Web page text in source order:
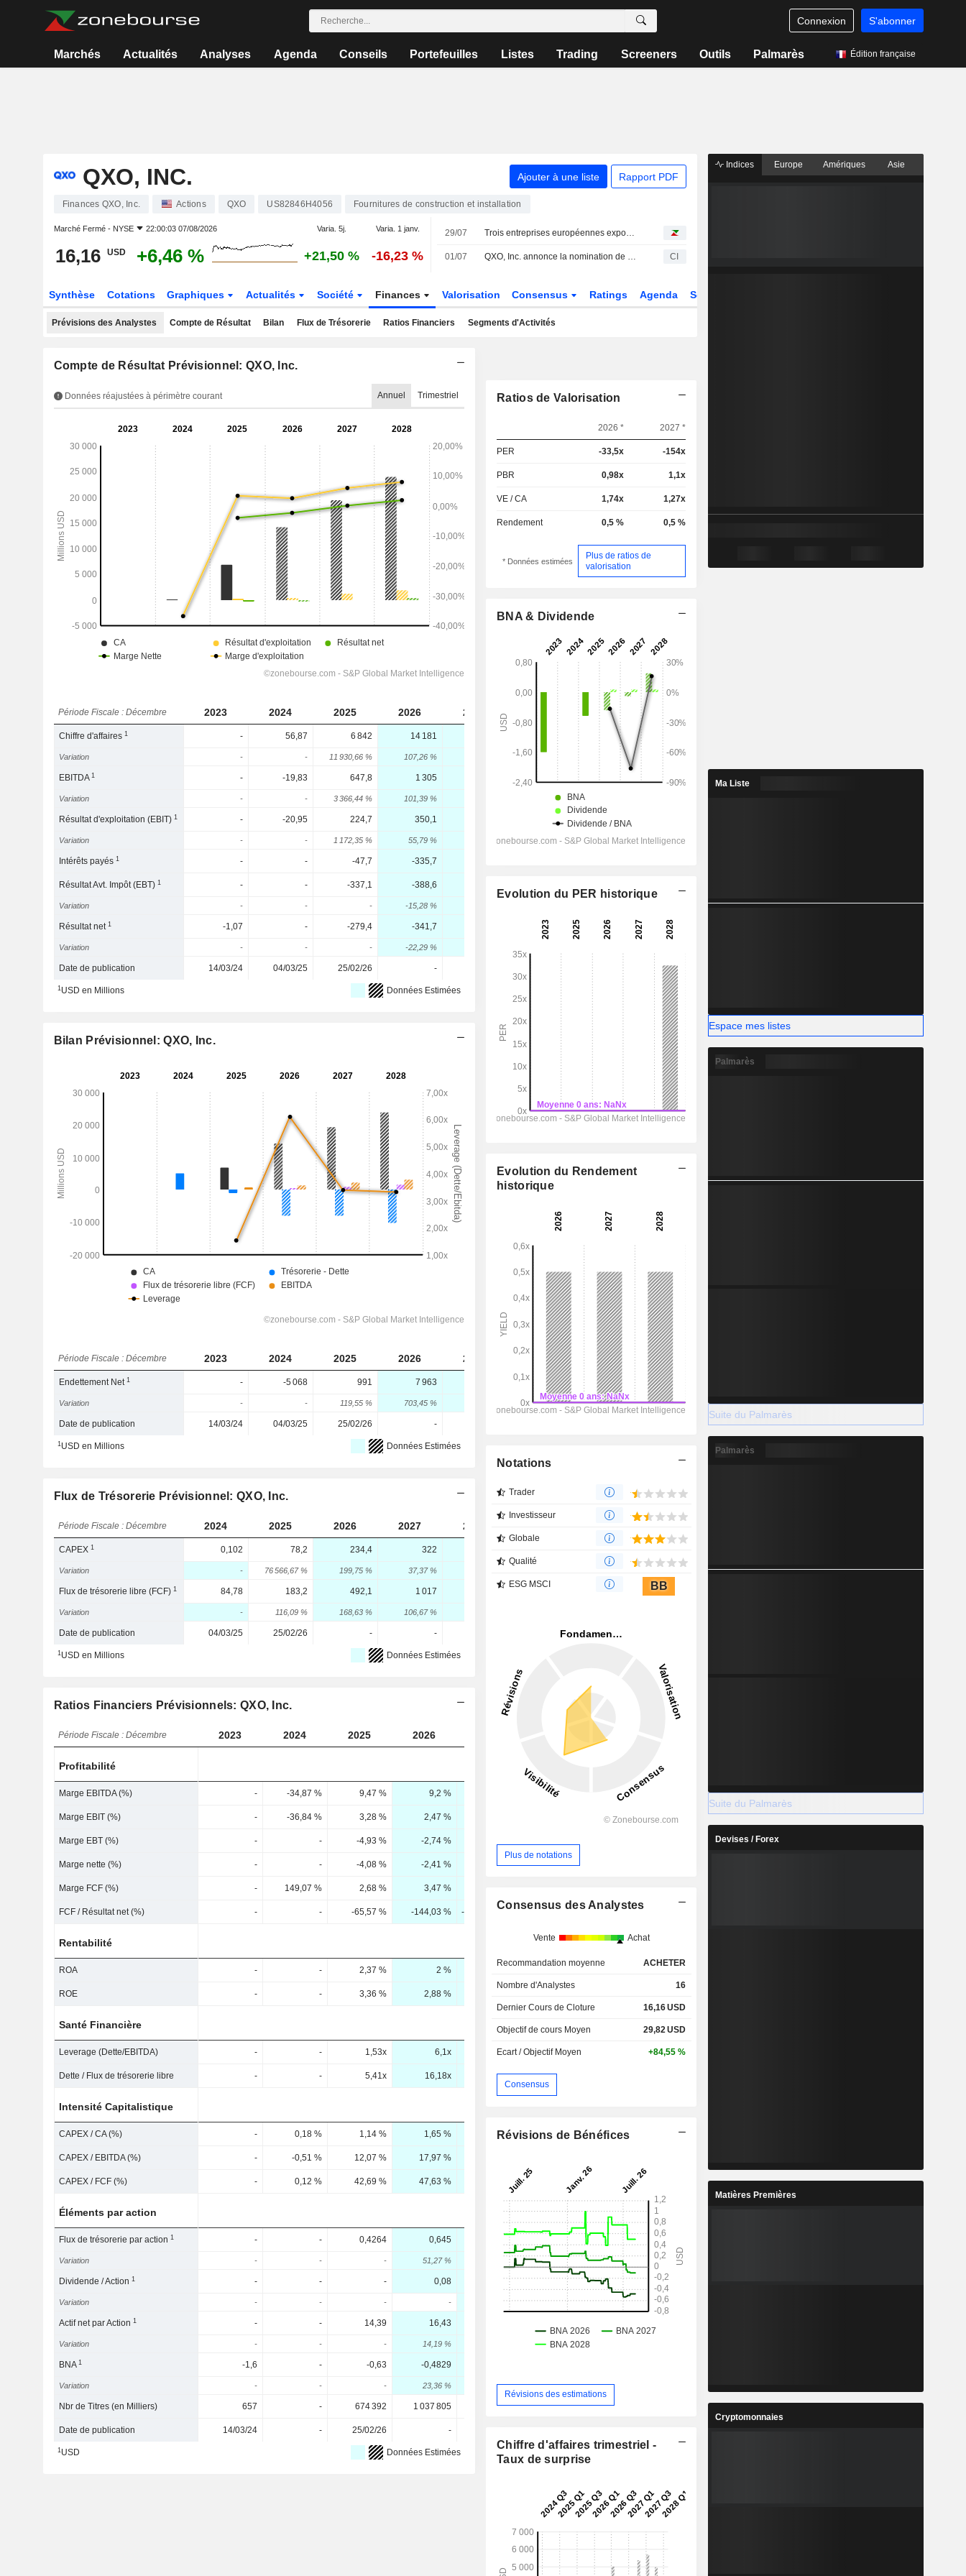
Connexion S'abonner
Marchés Actualités Analyses Agenda Conseils Portefeuilles Listes Trading Screeners Outils Palmarès Édition française
QXO, INC. Ajouter à une liste Rapport PDF
Finances QXO, Inc. Actions QXO US82846H4056 Fournitures de construction et installation
Marché Fermé - NYSE 22:00:03 07/08/2026 Varia. 5j. Varia. 1 janv.
16,16 USD +6,46 % +21,50 % -16,23 %
29/07 Trois entreprises européennes exposées à l'électrification
01/07 QXO, Inc. annonce la nomination de Madeline Otero au poste de directrice de la comptabilité par intérim, à compter du 1er juillet 2026 CI
Synthèse Cotations Graphiques Actualités Société Finances Valorisation Consensus Ratings Agenda Secteur
Prévisions des Analystes Compte de Résultat Bilan Flux de Trésorerie Ratios Financiers Segments d'Activités
Compte de Résultat Prévisionnel: QXO, Inc.
Données réajustées à périmètre courant Annuel Trimestriel
Période Fiscale : Décembre 2023 2024 2025 2026 2027
Chiffre d'affaires1 - 56,87 6 842 14 181 23 949
Variation - - 11 930,66 % 107,26 % 23,53 %
EBITDA1 - -19,83 647,8 1 305 3 079
Variation - - 3 366,44 % 101,39 % 31,97 %
Résultat d'exploitation (EBIT)1 - -20,95 224,7 350,1 1 887
Variation - - 1 172,35 % 55,79 % 225,68 % 65,5 %
Intérêts payés1 - - -47,7 -335,7
Résultat Avt. Impôt (EBT)1 - - -337,1 -388,6
Variation - - - -15,28 %
Résultat net1 -1,07 - -279,4 -341,7 436,2
Variation - - - -22,29 %
Date de publication 14/03/24 04/03/25 25/02/26 -
1USD en Millions Données Estimées
Bilan Prévisionnel: QXO, Inc.
Période Fiscale : Décembre 2023 2024 2025 2026 2027 2028
Endettement Net1 - -5 068 991 7 963 10 226
Variation - - 119,55 % 703,45 % 29,21 %
Date de publication 14/03/24 04/03/25 25/02/26 -
1USD en Millions Données Estimées
Flux de Trésorerie Prévisionnel: QXO, Inc.
Période Fiscale : Décembre 2024 2025 2026 2027 2028
CAPEX1 0,102 78,2 234,4 322
Variation - 76 566,67 % 199,75 % 37,37 %
Flux de trésorerie libre (FCF)1 84,78 183,2 492,1 1 017 1 509
Variation - 116,09 % 168,63 % 106,67 %
Date de publication 04/03/25 25/02/26 - -
1USD en Millions Données Estimées
Ratios Financiers Prévisionnels: QXO, Inc.
Période Fiscale : Décembre 2023 2024 2025 2026 2028
Profitabilité
Marge EBITDA (%) - -34,87 % 9,47 % 9,2 % 12,86 %
Marge EBIT (%) - -36,84 % 3,28 % 2,47 %
Marge EBT (%) - - -4,93 % -2,74 %
Marge nette (%) - - -4,08 % -2,41 % -0 % 1,82 %
Marge FCF (%) - 149,07 % 2,68 % 3,47 %
FCF / Résultat net (%) - - -65,57 % -144,03 % -678 046,29 % 345,96 %
Rentabilité
ROA - - 2,37 % 2 %
ROE - - 3,36 % 2,88 %
Santé Financière
Leverage (Dette/EBITDA) - - 1,53x 6,1x 3,39x 3,32x
Dette / Flux de trésorerie libre - - 5,41x 16,18x 7,78x
Intensité Capitalistique
CAPEX / CA (%) - 0,18 % 1,14 % 1,65 % 1,66 % 1,49 %
CAPEX / EBITDA (%) - -0,51 % 12,07 % 17,97 %
CAPEX / FCF (%) - 0,12 % 42,69 % 47,63 % 31,66 % 23,67 %
Éléments par action
Flux de trésorerie par action1 - - 0,4264 0,645 1,505
Variation - - - 51,27 % 55,04 % 50,5 %
Dividende / Action1 - - - 0,08 0,08 0,08
Variation - - - - 0 % 0 %
Actif net par Action1 - - 14,39 16,43
Variation - - - 14,19 % -1,71 %
BNA1 -1,6 - -0,63 -0,4829
Variation - - - 23,36 % 78,25 % 576,19 %
Nbr de Titres (en Milliers) 657 - 674 392 1 037 805 1 037 805 1 037 805
Date de publication 14/03/24 - 25/02/26 -
1USD Données Estimées
Ratios de Valorisation
2026 * 2027 *
PER -33,5x -154x
PBR 0,98x 1,1x
VE / CA 1,74x 1,27x
Rendement 0,5 % 0,5 %
* Données estimées
Plus de ratios de
valorisation
BNA & Dividende
Evolution du PER historique
Evolution du Rendement
historique
Notations
Trader
Investisseur
Globale
Qualité
ESG MSCI BB
Plus de notations
Consensus des Analystes
Vente Achat
Recommandation moyenne ACHETER
Nombre d'Analystes 16
Dernier Cours de Cloture 16,16USD
Objectif de cours Moyen 29,82USD
Ecart / Objectif Moyen +84,55 %
Consensus
Révisions de Bénéfices
Révisions des estimations
Chiffre d'affaires trimestriel -
Taux de surprise
Indices Europe Amériques Asie
Ma Liste
Espace mes listes
Palmarès
Suite du Palmarès
Palmarès
Suite du Palmarès
Devises / Forex
Matières Premières
Cryptomonnaies